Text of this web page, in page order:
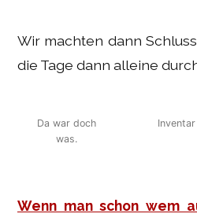
Wir machten dann
die Tage dann alleine
Da war doch
was.
Inventar
Wenn man schon wem